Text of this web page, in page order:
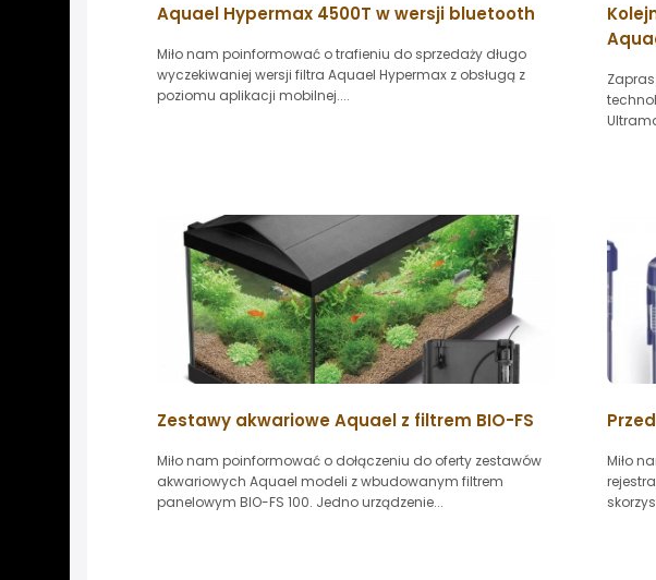
Aquael Hypermax 4500T w wersji bluetooth
Miło nam poinformować o trafieniu do sprzedaży długo
wyczekiwaniej wersji filtra Aquael Hypermax z obsługą z
poziomu aplikacji mobilnej....
Zestawy akwariowe Aquael z filtrem BIO-FS
Miło nam poinformować o dołączeniu do oferty zestawów
akwariowych Aquael modeli z wbudowanym filtrem
panelowym BIO-FS 100. Jedno urządzenie...
Miło